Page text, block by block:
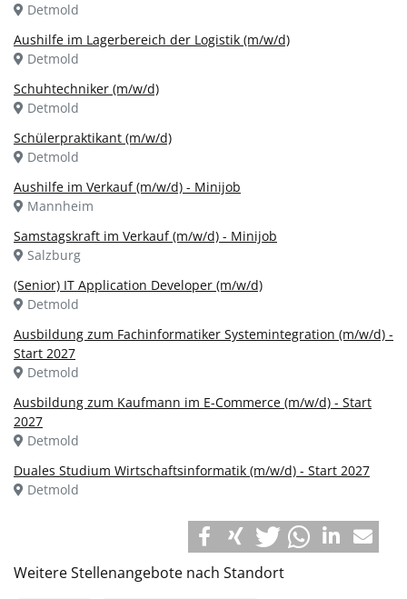
Detmold
Aushilfe im Lagerbereich der Logistik (m/w/d)
Detmold
Schuhtechniker (m/w/d)
Detmold
Schülerpraktikant (m/w/d)
Detmold
Aushilfe im Verkauf (m/w/d) - Minijob
Mannheim
Samstagskraft im Verkauf (m/w/d) - Minijob
Salzburg
(Senior) IT Application Developer (m/w/d)
Detmold
Ausbildung zum Fachinformatiker Systemintegration (m/w/d) -
Start 2027
Detmold
Ausbildung zum Kaufmann im E-Commerce (m/w/d) - Start
2027
Detmold
Duales Studium Wirtschaftsinformatik (m/w/d) - Start 2027
Detmold
Weitere Stellenangebote nach Standort